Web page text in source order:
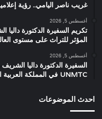
غريب ناصر اليامي.. رؤية
أغسطس 5, 2026
تكريم السفيرة الدكتورة داليا
المؤثر للتراث على مستوى العالم
أغسطس 5, 2026
السفيرة الدكتورة داليا
UNMTC في المملكة العربية السعودية
احدث الموضوعات